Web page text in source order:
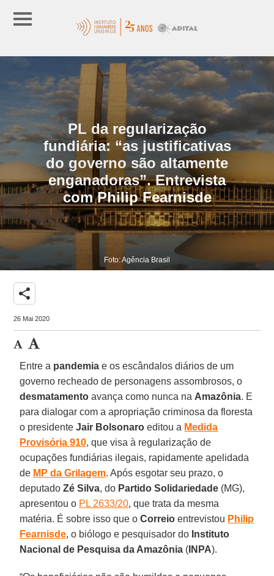
PL da regularização
fundiária: “as justificativas
do governo são altamente
enganadoras”. Entrevista
com Philip Fearnisde
Foto: Agência Brasil
share
26 Mai 2020
Entre a pandemia e os escândalos diários de um
governo recheado de personagens assombrosos, o
desmatamento avança como nunca na Amazônia. E
para dialogar com a apropriação criminosa da floresta
o presidente Jair Bolsonaro editou a Medida
Provisória 910, que visa à regularização de
ocupações fundiárias ilegais, rapidamente apelidada
de MP da Grilagem. Após esgotar seu prazo, o
deputadoZé Silva, do Partido Solidariedade (MG),
apresentou o PL 2633/20, que trata da mesma
matéria. É sobre isso que oCorreio entrevistou Philip
Fearnisde, o biólogo e pesquisador do Instituto
Nacional de Pesquisa da Amazônia ( INPA).